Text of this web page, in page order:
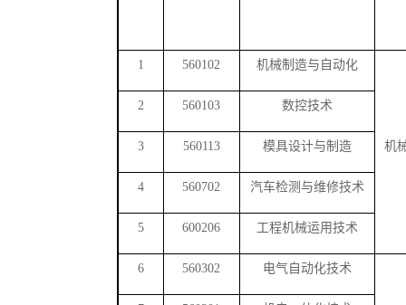
1 560102 机械制造与自动化
机
2 560103 数控技术
3 560113 模具设计与制造
4 560702 汽车检测与维修技术
5 600206 工程机械运用技术
6 560302 电气自动化技术